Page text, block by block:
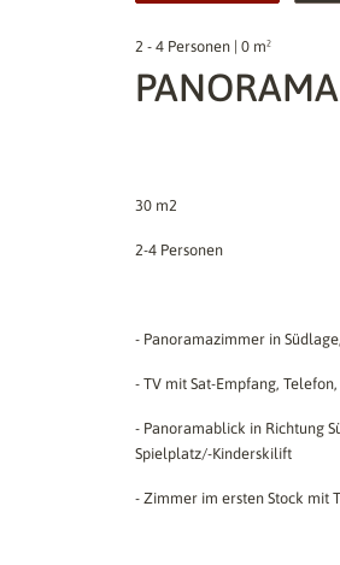
2 - 4 Personen | 0 m²
30 m2
2-4 Personen
- Panoramazimmer in
- TV mit Sat-Empfang,
- Panoramablick in Richtung
Spielplatz/-Kinderskilift
- Zimmer im ersten Stock mit